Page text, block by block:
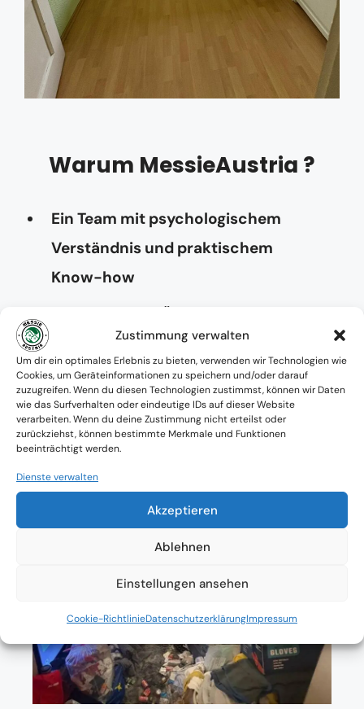
Zustimmung verwalten
Um dir ein optimales Erlebnis zu bieten, verwenden wir Technologien wie
Cookies, um Geräteinformationen zu speichern und/oder darauf
zuzugreifen. Wenn du diesen Technologien zustimmst, können wir Daten
wie das Surfverhalten oder eindeutige IDs auf dieser Website
verarbeiten. Wenn du deine Zustimmung nicht erteilst oder
zurückziehst, können bestimmte Merkmale und Funktionen
beeinträchtigt werden.
Dienste verwalten
Akzeptieren
Ablehnen
Einstellungen ansehen
Cookie-RichtlinieDatenschutzerklärungImpressum
Warum MessieAustria ?
Ein Team mit psychologischem
Verständnis und praktischem
Know-how
Absolute Diskretion & keine
Zusammenarbeit mit Ämtern ohne
Einverständnis